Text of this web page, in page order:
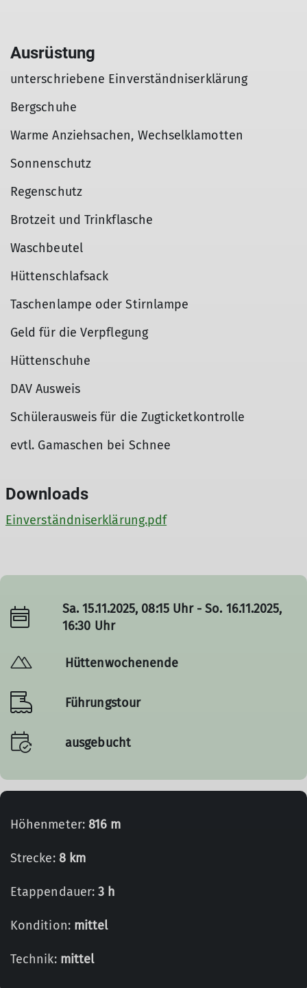
Ausrüstung
unterschriebene Einverständniserklärung
Bergschuhe
Warme Anziehsachen, Wechselklamotten
Sonnenschutz
Regenschutz
Brotzeit und Trinkflasche
Waschbeutel
Hüttenschlafsack
Taschenlampe oder Stirnlampe
Geld für die Verpflegung
Hüttenschuhe
DAV Ausweis
Schülerausweis für die Zugticketkontrolle
evtl. Gamaschen bei Schnee
Downloads
Einverständniserklärung.pdf
Sa. 15.11.2025, 08:15 Uhr - So. 16.11.2025,
16:30 Uhr
Hüttenwochenende
Führungstour
ausgebucht
Höhenmeter: 816 m
Strecke: 8 km
Etappendauer:3 h
Kondition: mittel
Technik: mittel